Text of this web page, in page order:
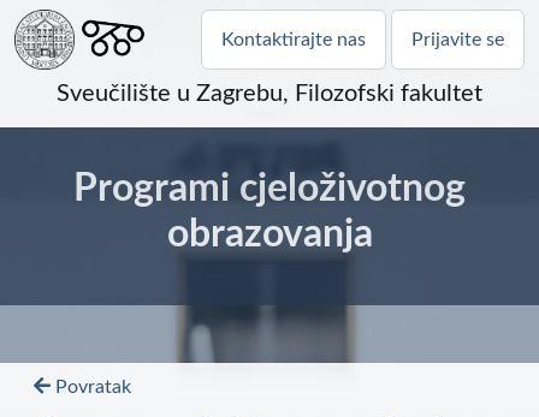
Kontaktirajte nas Prijavite se
Sveučilište u Zagrebu, Filozofski fakultet
Programi cjeloživotnog
obrazovanja
Povratak